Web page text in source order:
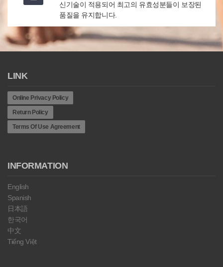
신기술이 적용되어 최고의 유효성분들이 보장된
품질을 유지합니다.
LINK
Online Privacy Policy
Return Policy
Terms Of Use Agreement
INFORMATION
English
Spanish
日本語
한국어
中文
Tiếng Việt